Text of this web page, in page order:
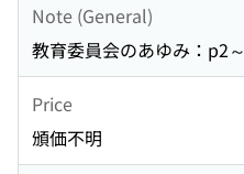
Note (General)
教育委員会のあゆみ：p2
Price
頒価不明